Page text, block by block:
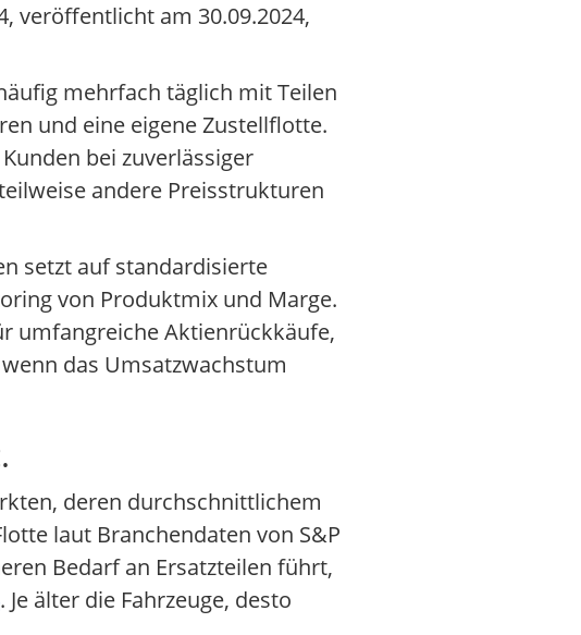
veröffentlicht am 30.09.2024,
mehrfach täglich mit Teilen
und eine eigene Zustellflotte.
bei zuverlässiger
andere Preisstrukturen
setzt auf standardisierte
von Produktmix und Marge.
umfangreiche Aktienrückkäufe,
das Umsatzwachstum
deren durchschnittlichem
laut Branchendaten von S&P
Bedarf an Ersatzteilen führt,
. Je älter die Fahrzeuge, desto